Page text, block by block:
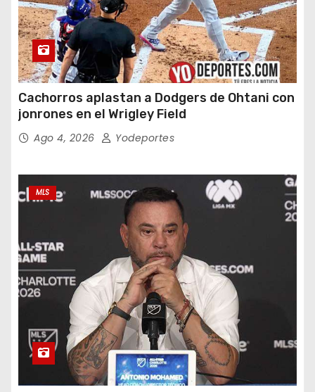
Cachorros aplastan a Dodgers de Ohtani con
jonrones en el Wrigley Field
Ago 4, 2026 Yodeportes
MLS